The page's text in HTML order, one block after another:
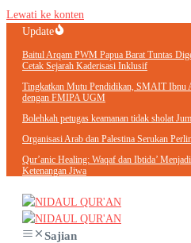
Lewati ke konten
Update
Baitul Arqam PWM Papua Barat Tuntas
Cetak Sejarah Kaderisasi Inklusif
Tingkatkan Mutu Pendidikan, SMAIT Ibnu
dengan FMIPA UGM
Bolehkah petugas keamanan tidak sholat
Organisasi Arab dan Palestina Serukan
Qur’anic Healing: Waqaf dan Ibtida’
Ketenangan Jiwa
Sajian